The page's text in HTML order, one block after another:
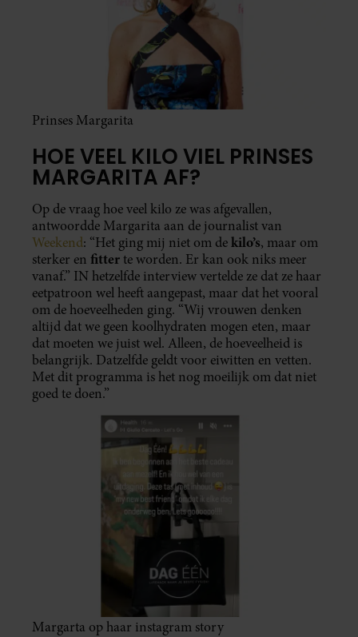
Prinses Margarita
HOE VEEL KILO VIEL PRINSES
MARGARITA AF?
Op de vraag hoe veel kilo ze was afgevallen,
antwoordde Margarita aan de journalist van
Weekend: “Het ging mij niet om dekilo’s, maar om
sterker en fitter te worden. Er kan ook niks meer
vanaf.” IN hetzelfde interview vertelde ze dat ze haar
eetpatroon wel heeft aangepast, maar dat het vooral
om de hoeveelheden ging. “Wij vrouwen denken
altijd dat we geen koolhydraten mogen eten, maar
dat moeten we juist wel. Alleen, de hoeveelheid is
belangrijk. Datzelfde geldt voor eiwitten en vetten.
Met dit programma is het nog moeilijk om dat niet
goed te doen.”
Margarta op haar instagram story